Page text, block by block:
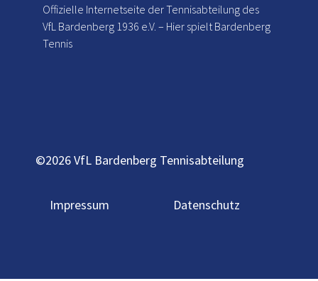
Offizielle Internetseite der Tennisabteilung des
VfL Bardenberg 1936 e.V. – Hier spielt Bardenberg
Tennis
©2026 VfL Bardenberg Tennisabteilung
Impressum Datenschutz